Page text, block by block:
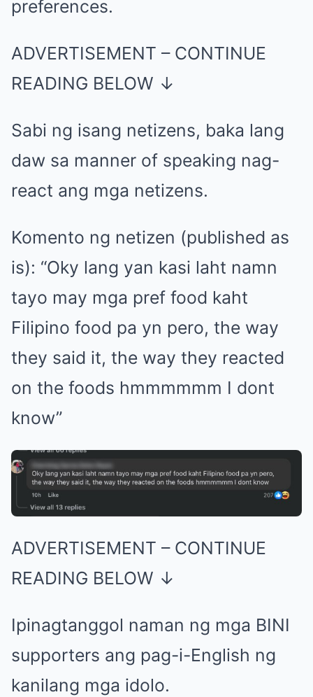
preferences.
ADVERTISEMENT – CONTINUE
READING BELOW ↓
Sabi ng isang netizens, baka lang
daw sa manner of speaking nag-
react ang mga netizens.
Komento ng netizen (published as
is): “Oky lang yan kasi laht namn
tayo may mga pref food kaht
Filipino food pa yn pero, the way
they said it, the way they reacted
on the foods hmmmmmm I dont
know”
ADVERTISEMENT – CONTINUE
READING BELOW ↓
Ipinagtanggol naman ng mga BINI
supporters ang pag-i-English ng
kanilang mga idolo.